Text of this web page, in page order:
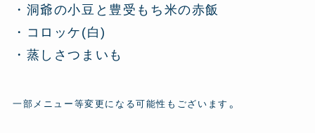
・洞爺の小豆と豊受もち米の赤飯
・コロッケ(白)
・蒸しさつまいも
一部メニュー等変更になる可能性もございます 。